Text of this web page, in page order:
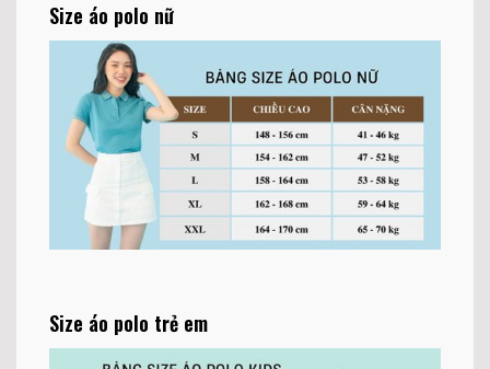
Size áo polo nữ
Size áo polo trẻ em